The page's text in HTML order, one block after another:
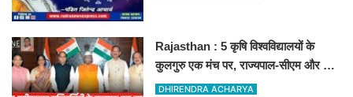
Rajasthan : 5 कृषि विश्वविद्यालयों के
कुलगुरु एक मंच पर, राज्यपाल-सीएम और कृषि
मंत्री से हुई बड़ी बैठक
DHIRENDRA ACHARYA